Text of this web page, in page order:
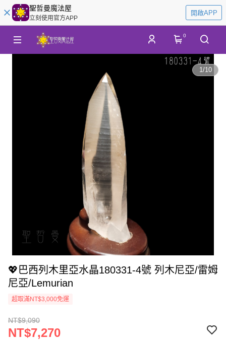
聖哲曼魔法屋
立刻使用官方APP
開啟APP
0
1/10
💖巴西列木里亞水晶180331-4號 列木尼亞/雷姆
尼亞/Lemurian
超取滿NT$3,000免運
NT$9,090
NT$7,270